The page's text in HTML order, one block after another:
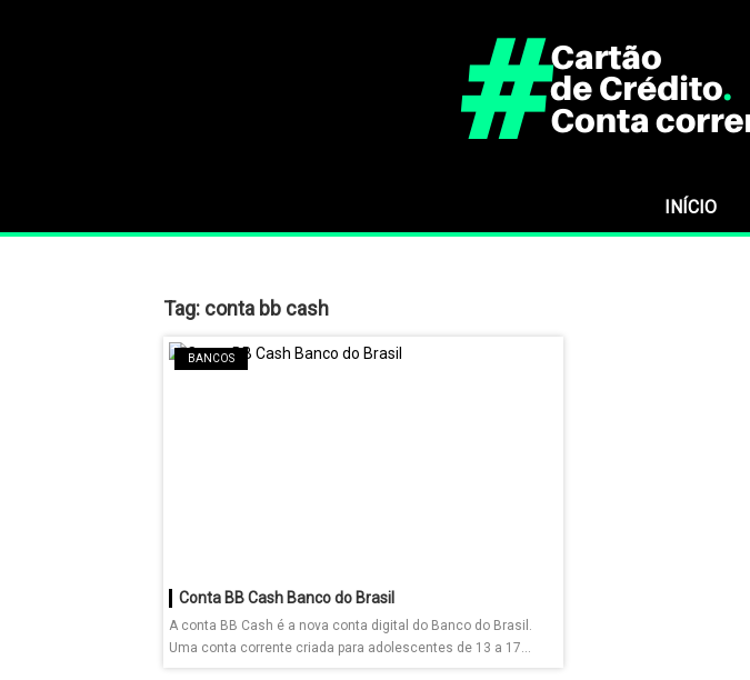
INÍCIO
Tag: conta bb cash
BANCOS
Conta BB Cash Banco do Brasil
A conta BB Cash é a nova conta digital do Banco do Brasil.
Uma conta corrente criada para adolescentes de 13 a 17...